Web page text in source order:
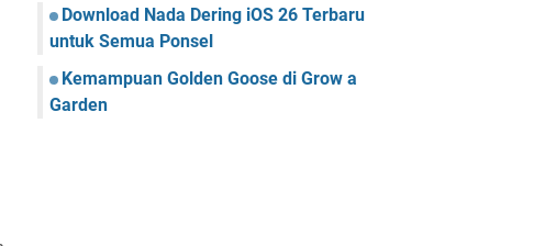
Download Nada Dering iOS 26 Terbaru
untuk Semua Ponsel
Kemampuan Golden Goose di Grow a
Garden